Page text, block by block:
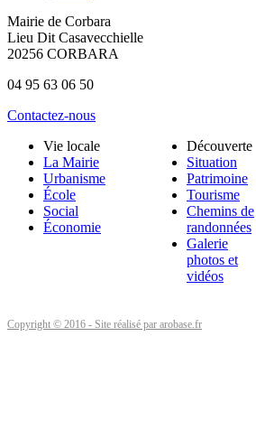
Mairie de Corbara
Lieu Dit Casavecchielle
20256 CORBARA
04 95 63 06 50
Contactez-nous
Vie locale
La Mairie
Urbanisme
École
Social
Économie
Découverte
Situation
Patrimoine
Tourisme
Chemins de
randonnées
Galerie
photos et
vidéos
Copyright © 2016 - Site réalisé par arobase.fr